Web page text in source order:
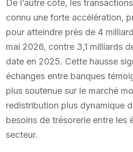
De l’autre côté, les
connu une forte accélération,
pour atteindre près de 4
mai 2026, contre 3,1 milliards
date en 2025. Cette hausse
échanges entre banques
plus soutenue sur le marché
redistribution plus dynamique
besoins de trésorerie entre les
secteur.